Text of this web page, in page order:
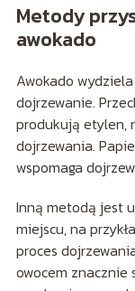
Metody
awokado
Awokado
dojrzewanie.
produkują etylen,
dojrzewania.
wspomaga
Inną metodą jest
miejscu, na
proces
owocem znacznie